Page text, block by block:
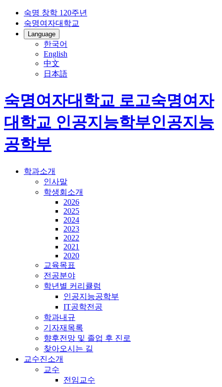
숙명 창학 120주년
숙명여자대학교
Language
한국어
English
中文
日本語
숙명여자대학교 로고숙명여자
대학교 인공지능학부인공지능
공학부
학과소개
인사말
학생회소개
2026
2025
2024
2023
2022
2021
2020
교육목표
전공분야
학년별 커리큘럼
인공지능공학부
IT공학전공
학과내규
기자재목록
향후전망 및 졸업 후 진로
찾아오시는 길
교수진소개
교수
전임교수